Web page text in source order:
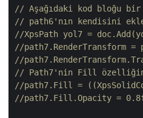
// Aşağıdaki kod bloğu bir
// path6'nın kendisini
//XpsPath yol7 =
//path7.RenderTransform =
//
// Path7'nin Fill
//path7.Fill =
//path7.Fill.Opacity =